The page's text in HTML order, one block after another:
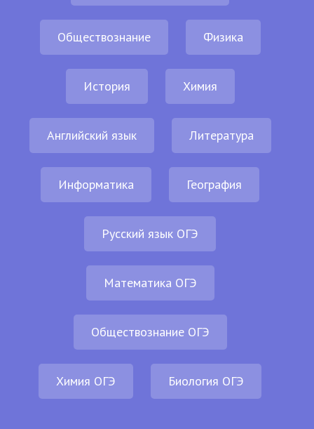
Обществознание Физика
История Химия
Английский язык Литература
Информатика География
Русский язык ОГЭ
Математика ОГЭ
Обществознание ОГЭ
Химия ОГЭ Биология ОГЭ